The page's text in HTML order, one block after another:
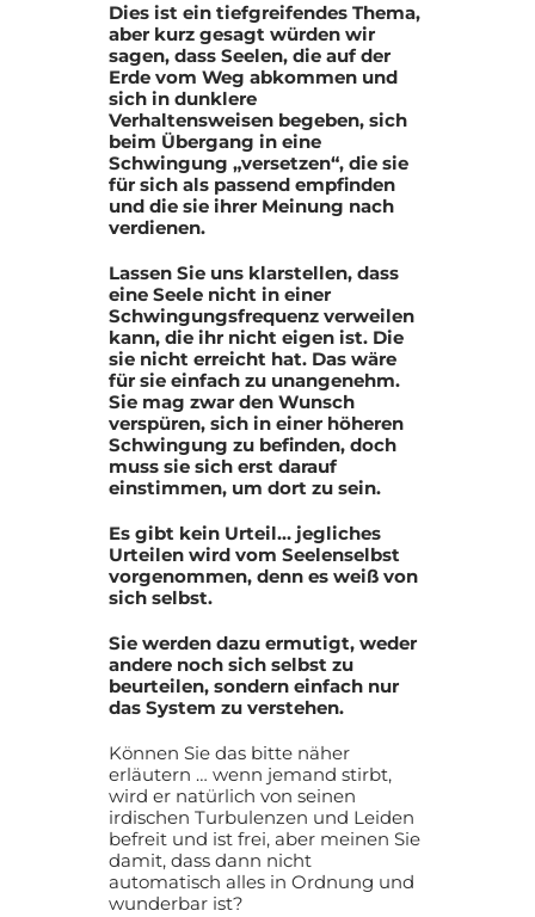
Dies ist ein tiefgreifendes Thema,
aber kurz gesagt würden wir
sagen, dass Seelen, die auf der
Erde vom Weg abkommen und
sich in dunklere
Verhaltensweisen begeben, sich
beim Übergang in eine
Schwingung „versetzen“, die sie
für sich als passend empfinden
und die sie ihrer Meinung nach
verdienen.
Lassen Sie uns klarstellen, dass
eine Seele nicht in einer
Schwingungsfrequenz verweilen
kann, die ihr nicht eigen ist. Die
sie nicht erreicht hat. Das wäre
für sie einfach zu unangenehm.
Sie mag zwar den Wunsch
verspüren, sich in einer höheren
Schwingung zu befinden, doch
muss sie sich erst darauf
einstimmen, um dort zu sein.
Es gibt kein Urteil… jegliches
Urteilen wird vom Seelenselbst
vorgenommen, denn es weiß von
sich selbst.
Sie werden dazu ermutigt, weder
andere noch sich selbst zu
beurteilen, sondern einfach nur
das System zu verstehen.
Können Sie das bitte näher
erläutern … wenn jemand stirbt,
wird er natürlich von seinen
irdischen Turbulenzen und Leiden
befreit und ist frei, aber meinen Sie
damit, dass dann nicht
automatisch alles in Ordnung und
wunderbar ist?